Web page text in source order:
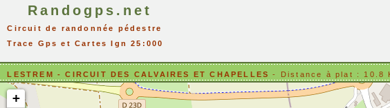
Randogps.net
Circuit de randonnée pédestre
Trace Gps et Cartes Ign 25:000
LESTREM - CIRCUIT DES CALVAIRES ET CHAPELLES- Distance à plat :
+